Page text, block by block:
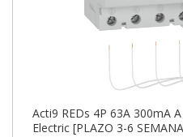
Acti9 REDs 4P 63A 300mA
Electric [PLAZO 3-6